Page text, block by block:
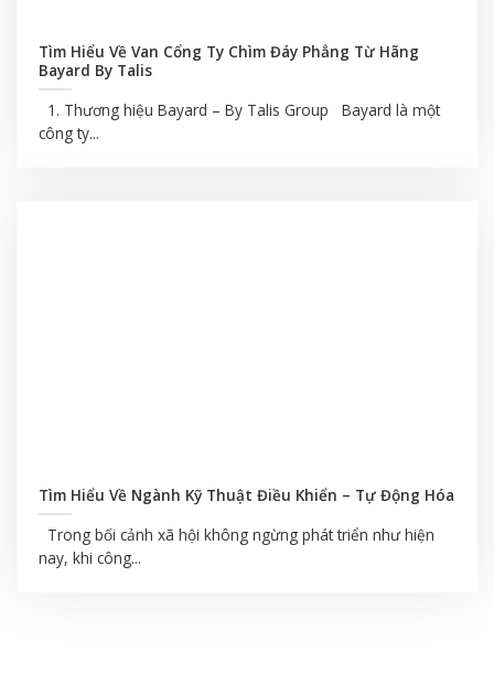
Tìm Hiểu Về Van Cổng Ty Chìm Đáy Phẳng Từ Hãng
Bayard By Talis
1. Thương hiệu Bayard – By Talis Group Bayard là một
công ty...
Tìm Hiểu Về Ngành Kỹ Thuật Điều Khiển – Tự Động Hóa
Trong bối cảnh xã hội không ngừng phát triển như hiện
nay, khi công...